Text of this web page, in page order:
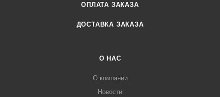
ОПЛАТА ЗАКАЗА
ДОСТАВКА ЗАКАЗА
О НАС
О компании
Новости